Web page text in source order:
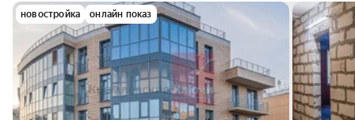
новостройка онлайн показ